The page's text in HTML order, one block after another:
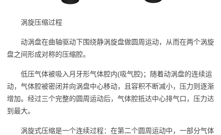
涡旋压缩过程
动涡盘在曲轴驱动下围绕静涡旋盘做圆周运动，从而在两个涡旋
盘之间形成对称的压缩腔。
低压气体被吸入月牙形气体腔内(吸气腔)；随着动涡盘的连续运
动，气体腔被密闭并向涡盘中心移动，且容积不断减小，压力则逐渐
增加。经过三个完整的圆周运动后，气体腔抵达中心排气口，压力达
到最大。
涡旋式压缩是一个连续过程：在第二个圆周运动中，一部分气体